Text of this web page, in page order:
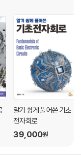
행렬 표현
행렬 표현
알기 쉽게 풀어쓴 기초
전자회로
39,000원